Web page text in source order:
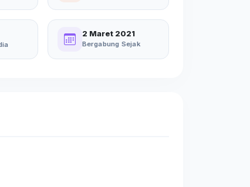
2 Maret 2021
Bergabung Sejak